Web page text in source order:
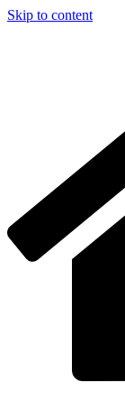
Skip to content